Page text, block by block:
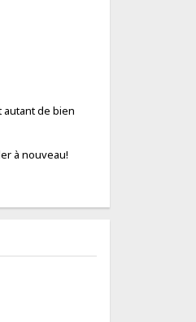
autant de bien
à nouveau!